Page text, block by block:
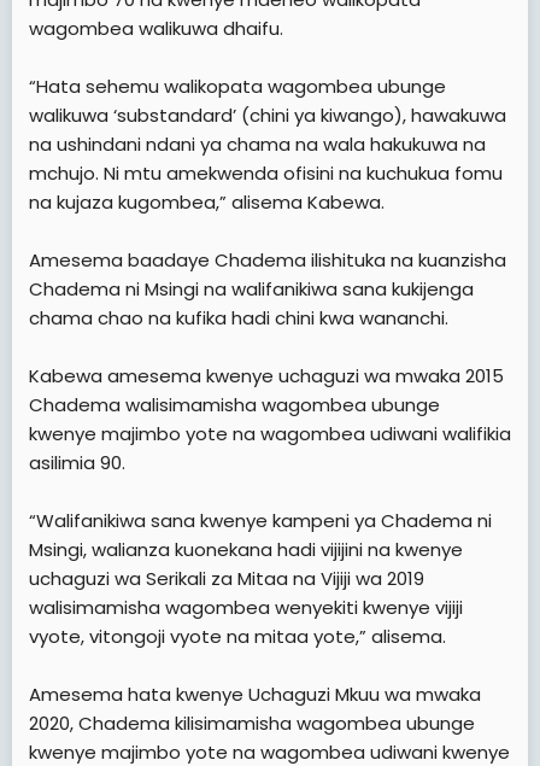
wagombea walikuwa dhaifu.
“Hata sehemu walikopata wagombea ubunge
walikuwa ‘substandard’ (chini ya kiwango), hawakuwa
na ushindani ndani ya chama na wala hakukuwa na
mchujo. Ni mtu amekwenda ofisini na kuchukua fomu
na kujaza kugombea,” alisema Kabewa.
Amesema baadaye Chadema ilishituka na kuanzisha
Chadema ni Msingi na walifanikiwa sana kukijenga
chama chao na kufika hadi chini kwa wananchi.
Kabewa amesema kwenye uchaguzi wa mwaka 2015
Chadema walisimamisha wagombea ubunge
kwenye majimbo yote na wagombea udiwani walifikia
asilimia 90.
“Walifanikiwa sana kwenye kampeni ya Chadema ni
Msingi, walianza kuonekana hadi vijijini na kwenye
uchaguzi wa Serikali za Mitaa na Vijiji wa 2019
walisimamisha wagombea wenyekiti kwenye vijiji
vyote, vitongoji vyote na mitaa yote,” alisema.
Amesema hata kwenye Uchaguzi Mkuu wa mwaka
2020, Chadema kilisimamisha wagombea ubunge
kwenye majimbo yote na wagombea udiwani kwenye